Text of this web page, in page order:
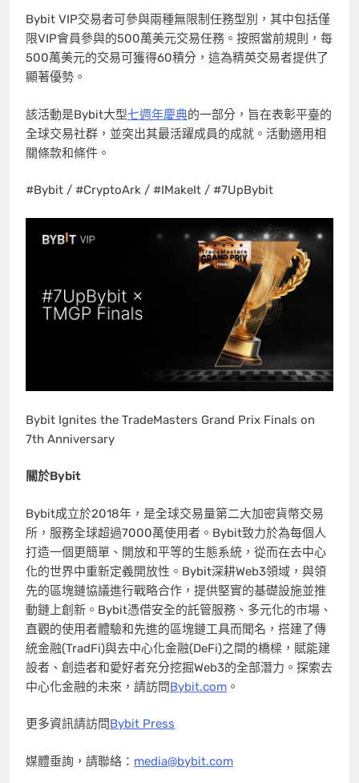
Bybit VIP交易者可參與兩種無限制任務型別，其中包括僅
限VIP會員參與的500萬美元交易任務。按照當前規則，每
500萬美元的交易可獲得60積分，這為精英交易者提供了
顯著優勢。
該活動是Bybit大型七週年慶典的一部分，旨在表彰平臺的
全球交易社群，並突出其最活躍成員的成就。活動適用相
關條款和條件。
#Bybit / #CryptoArk / #IMakeIt / #7UpBybit
Bybit Ignites the TradeMasters Grand Prix Finals on
7th Anniversary
關於Bybit
Bybit成立於2018年，是全球交易量第二大加密貨幣交易
所，服務全球超過7000萬使用者。Bybit致力於為每個人
打造一個更簡單、開放和平等的生態系統，從而在去中心
化的世界中重新定義開放性。Bybit深耕Web3領域，與領
先的區塊鏈協議進行戰略合作，提供堅實的基礎設施並推
動鏈上創新。Bybit憑借安全的託管服務、多元化的市場、
直觀的使用者體驗和先進的區塊鏈工具而聞名，搭建了傳
統金融(TradFi)與去中心化金融(DeFi)之間的橋樑，賦能建
設者、創造者和愛好者充分挖掘Web3的全部潛力。探索去
中心化金融的未來，請訪問Bybit.com 。
更多資訊請訪問Bybit Press
媒體垂詢，請聯絡： media@bybit.com